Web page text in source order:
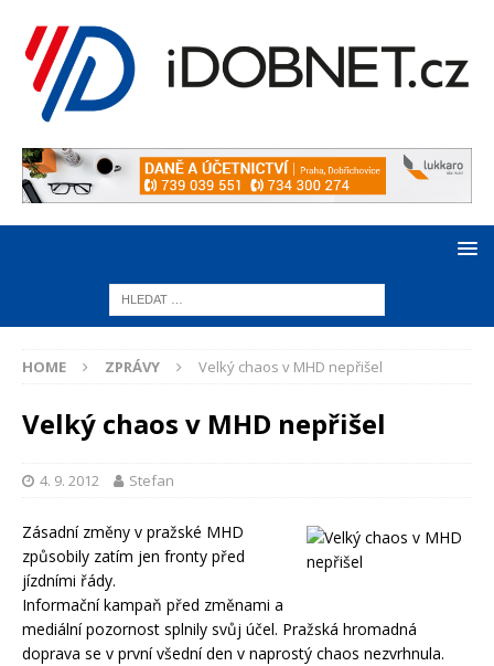
HOME ZPRÁVY Velký chaos v MHD nepřišel
Velký chaos v MHD nepřišel
4. 9. 2012 Stefan
Zásadní změny v pražské MHD
způsobily zatím jen fronty před
jízdními řády.
Informační kampaň před změnami a
mediální pozornost splnily svůj účel. Pražská hromadná
doprava se v první všední den v naprostý chaos nezvrhnula.